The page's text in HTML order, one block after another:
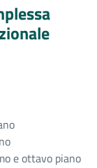
e ottavo piano